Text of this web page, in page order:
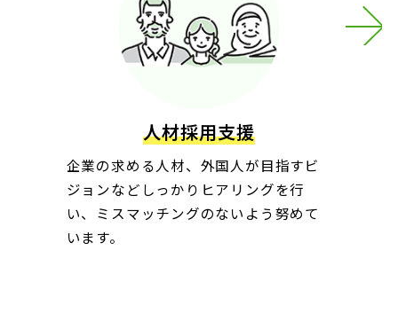
人材採用支援
企業の求める人材、外国人が目指すビ
ジョンなどしっかりヒアリングを行
い、ミスマッチングのないよう努めて
います。